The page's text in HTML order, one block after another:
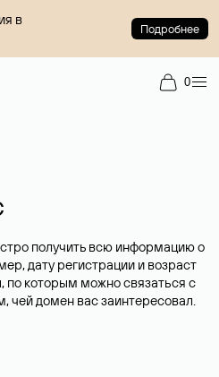
в
Подробнее
0
получить всю информацию о
дату регистрации и возраст
по которым можно связаться с
чей домен вас заинтересовал.